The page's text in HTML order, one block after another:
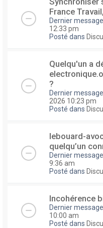
France
Dernier
12:33 pm
Posté dans
Quelqu'un a
?
Dernier
2026 10:23 pm
Posté dans
lebouard-
quelqu’un
Dernier
9:36 am
Posté dans
Incohérence
Dernier
10:00 am
Posté dans